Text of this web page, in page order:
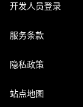
开发人员登录
服务条款
隐私政策
站点地图